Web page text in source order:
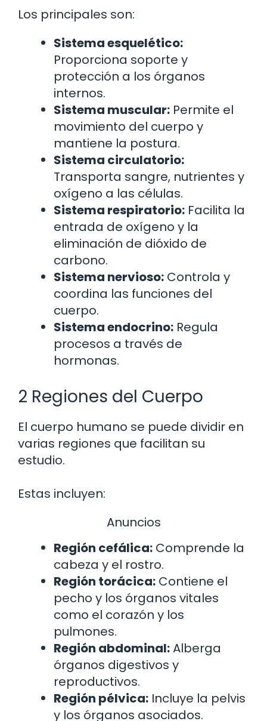
Los principales son:
Sistema esquelético:
Proporciona soporte y
protección a los órganos
internos.
Sistema muscular: Permite el
movimiento del cuerpo y
mantiene la postura.
Sistema circulatorio:
Transporta sangre, nutrientes y
oxígeno a las células.
Sistema respiratorio: Facilita la
entrada de oxígeno y la
eliminación de dióxido de
carbono.
Sistema nervioso: Controla y
coordina las funciones del
cuerpo.
Sistema endocrino: Regula
procesos a través de
hormonas.
2 Regiones del Cuerpo
El cuerpo humano se puede dividir en
varias regiones que facilitan su
estudio.
Estas incluyen:
Anuncios
Región cefálica: Comprende la
cabeza y el rostro.
Región torácica: Contiene el
pecho y los órganos vitales
como el corazón y los
pulmones.
Región abdominal:Alberga
órganos digestivos y
reproductivos.
Región pélvica: Incluye la pelvis
y los órganos asociados.